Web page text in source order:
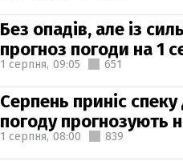
Без опадів, але із
прогноз погоди на 1
1 серпня, 09:05 651
Серпень приніс
погоду прогнозують
1 серпня, 08:00 839